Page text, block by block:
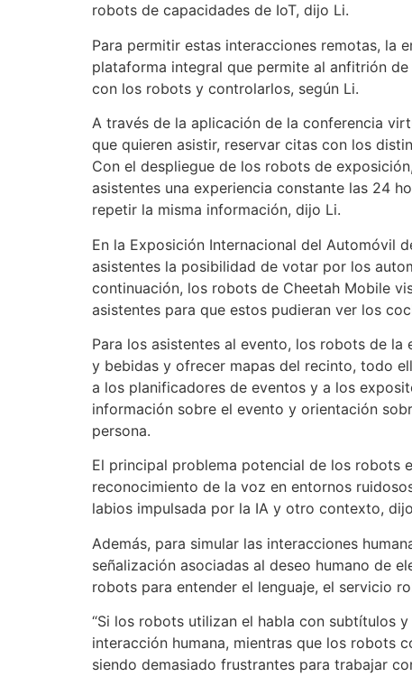
robots de capacidades de IoT, dijo Li.
Para permitir estas interacciones remotas, la
plataforma integral que permite al anfitrión
con los robots y controlarlos, según Li.
A través de la aplicación de la conferencia
que quieren asistir, reservar citas con los
Con el despliegue de los robots de
asistentes una experiencia constante las 24
repetir la misma información, dijo Li.
En la Exposición Internacional del Automóvil
asistentes la posibilidad de votar por los
continuación, los robots de Cheetah Mobile
asistentes para que estos pudieran ver los
Para los asistentes al evento, los robots de
y bebidas y ofrecer mapas del recinto, todo
a los planificadores de eventos y a los
información sobre el evento y orientación
persona.
El principal problema potencial de los robots
reconocimiento de la voz en entornos
labios impulsada por la IA y otro contexto,
Además, para simular las interacciones
señalización asociadas al deseo humano de
robots para entender el lenguaje, el servicio
“Si los robots utilizan el habla con subtítulos
interacción humana, mientras que los robots
siendo demasiado frustrantes para trabajar